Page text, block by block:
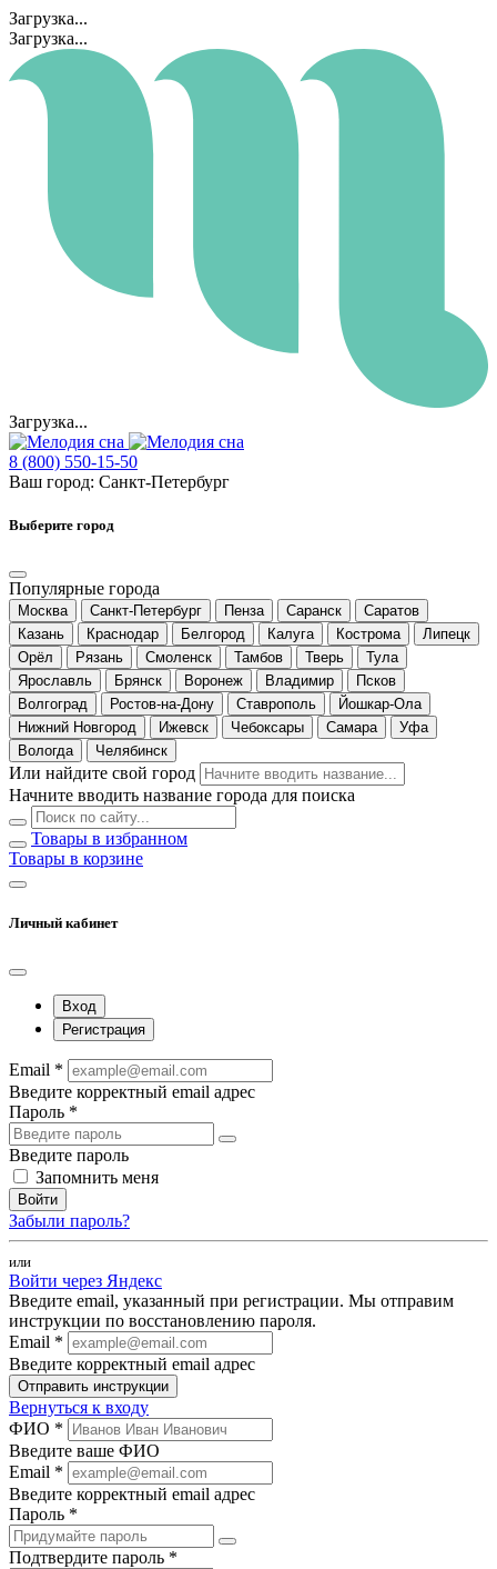
Загрузка...
Загрузка...
Загрузка...
8 (800) 550-15-50
Ваш город: Санкт-Петербург
Выберите город
Популярные города
Москва Санкт-Петербург Пенза Саранск
Саратов
Казань
Краснодар Белгород Калуга Кострома
Липецк
Орёл
Рязань Смоленск Тамбов Тверь
Тула
Ярославль
Брянск Воронеж Владимир
Псков
Волгоград
Ростов-на-Дону Ставрополь
Йошкар-Ола
Нижний Новгород
Ижевск Чебоксары Самара
Уфа
Вологда
Челябинск
Или найдите свой город
Начните вводить название города для поиска
Товары в избранном
Товары в корзине
Личный кабинет
Вход
Регистрация
Email *
Введите корректный email адрес
Пароль *
Введите пароль
Запомнить меня
Войти
Забыли пароль?
или
Войти через Яндекс
Введите email, указанный при регистрации. Мы отправим
инструкции по восстановлению пароля.
Email *
Введите корректный email адрес
Отправить инструкции
Вернуться к входу
ФИО *
Введите ваше ФИО
Email *
Введите корректный email адрес
Пароль *
Подтвердите пароль *